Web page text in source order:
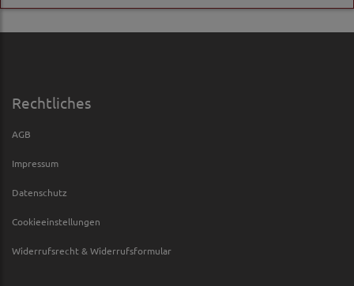
Rechtliches
AGB
Impressum
Datenschutz
Cookieeinstellungen
Widerrufsrecht & Widerrufsformular